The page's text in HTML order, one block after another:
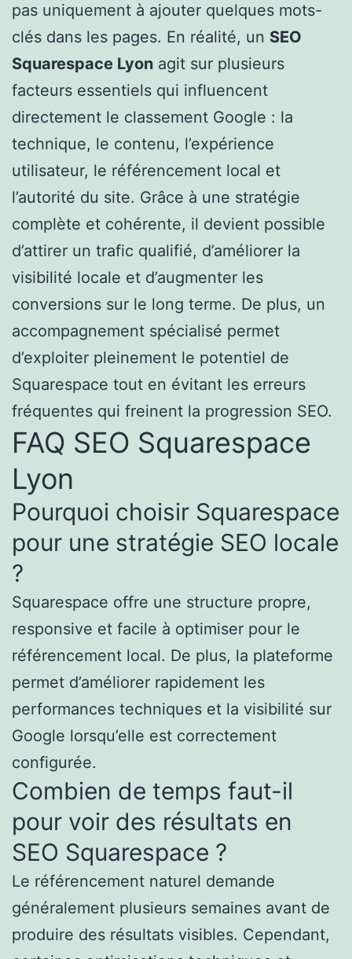
pas uniquement à ajouter quelques mots-
clés dans les pages. En réalité, un SEO
Squarespace Lyon agit sur plusieurs
facteurs essentiels qui influencent
directement le classement Google : la
technique, le contenu, l’expérience
utilisateur, le référencement local et
l’autorité du site. Grâce à une stratégie
complète et cohérente, il devient possible
d’attirer un trafic qualifié, d’améliorer la
visibilité locale et d’augmenter les
conversions sur le long terme. De plus, un
accompagnement spécialisé permet
d’exploiter pleinement le potentiel de
Squarespace tout en évitant les erreurs
fréquentes qui freinent la progression SEO.
FAQ SEO Squarespace
Lyon
Pourquoi choisir Squarespace
pour une stratégie SEO locale
?
Squarespace offre une structure propre,
responsive et facile à optimiser pour le
référencement local. De plus, la plateforme
permet d’améliorer rapidement les
performances techniques et la visibilité sur
Google lorsqu’elle est correctement
configurée.
Combien de temps faut-il
pour voir des résultats en
SEO Squarespace ?
Le référencement naturel demande
généralement plusieurs semaines avant de
produire des résultats visibles. Cependant,